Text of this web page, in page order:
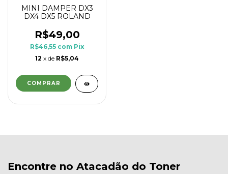
MINI DAMPER DX3
DX4 DX5 ROLAND
R$49,00
R$46,55 com Pix
12 x de R$5,04
Encontre no Atacadão do Toner